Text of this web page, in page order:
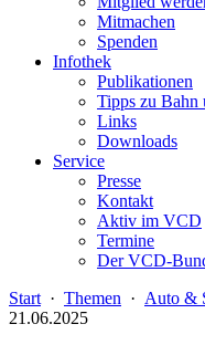
Mitmachen
Spenden
Infothek
Publikationen
Tipps zu
Links
Downloads
Service
Presse
Kontakt
Aktiv im VCD
Termine
Der VCD-
Start · Themen · Auto &
21.06.2025